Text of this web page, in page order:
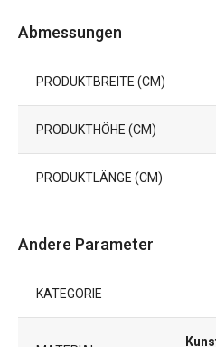
Abmessungen
PRODUKTBREITE (CM)
PRODUKTHÖHE (CM)
PRODUKTLÄNGE (CM)
Andere Parameter
KATEGORIE